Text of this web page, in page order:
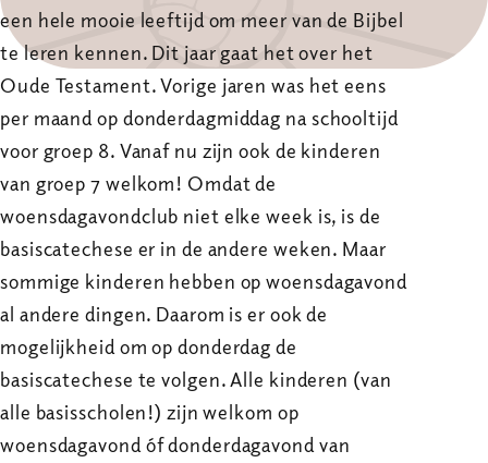
een hele mooie leeftijd om meer van de Bijbel
te leren kennen. Dit jaar gaat het over het
Oude Testament. Vorige jaren was het eens
per maand op donderdagmiddag na schooltijd
voor groep 8. Vanaf nu zijn ook de kinderen
van groep 7 welkom! Omdat de
woensdagavondclub niet elke week is, is de
basiscatechese er in de andere weken. Maar
sommige kinderen hebben op woensdagavond
al andere dingen. Daarom is er ook de
mogelijkheid om op donderdag de
basiscatechese te volgen. Alle kinderen (van
alle basisscholen!) zijn welkom op
woensdagavond óf donderdagavond van